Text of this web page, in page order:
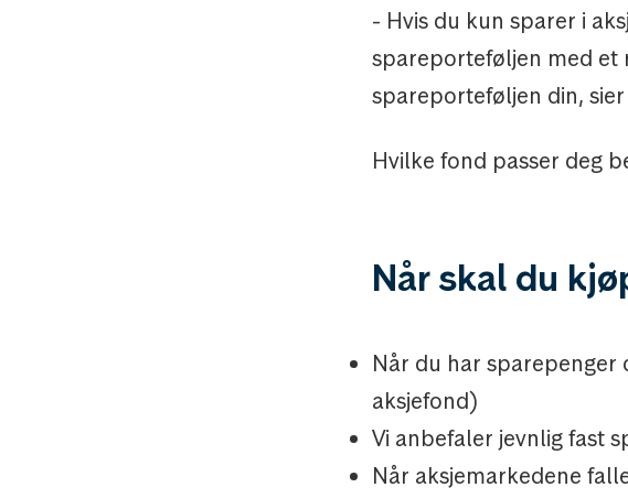
- Hvis du kun sparer i
spareporteføljen med et
spareporteføljen din, sier
Hvilke fond passer deg
Når skal du
Når du har sparepenger
aksjefond)
Vi anbefaler jevnlig fast
Når aksjemarkedene